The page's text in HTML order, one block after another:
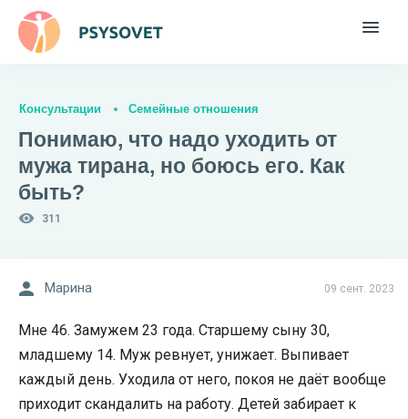
Консультации Семейные отношения
Понимаю, что надо уходить от
мужа тирана, но боюсь его. Как
быть?
311
09 сент. 2023
Марина
Мне 46. Замужем 23 года. Старшему сыну 30,
младшему 14. Муж ревнует, унижает. Выпивает
каждый день. Уходила от него, покоя не даёт вообще
приходит скандалить на работу. Детей забирает к